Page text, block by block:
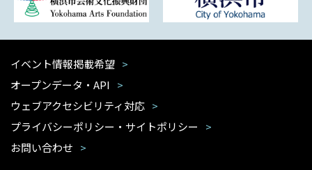
イベント情報掲載希望
オープンデータ・API
ウェブアクセシビリティ対応
プライバシーポリシー・サイトポリシー
お問い合わせ